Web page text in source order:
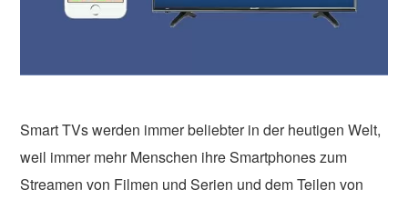
Smart TVs werden immer beliebter in der heutigen Welt,
weil immer mehr Menschen ihre Smartphones zum
Streamen von Filmen und Serien und dem Teilen von